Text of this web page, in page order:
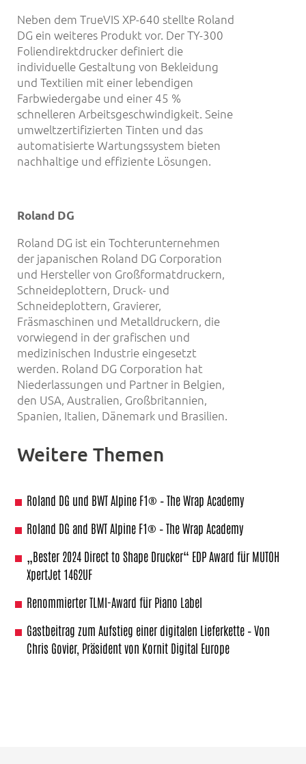
Neben dem TrueVIS XP-640 stellte Roland
DG ein weiteres Produkt vor. Der TY-300
Foliendirektdrucker definiert die
individuelle Gestaltung von Bekleidung
und Textilien mit einer lebendigen
Farbwiedergabe und einer 45 %
schnelleren Arbeitsgeschwindigkeit. Seine
umweltzertifizierten Tinten und das
automatisierte Wartungssystem bieten
nachhaltige und effiziente Lösungen.
Roland DG
Roland DG ist ein Tochterunternehmen
der japanischen Roland DG Corporation
und Hersteller von Großformatdruckern,
Schneideplottern, Druck- und
Schneideplottern, Gravierer,
Fräsmaschinen und Metalldruckern, die
vorwiegend in der grafischen und
medizinischen Industrie eingesetzt
werden. Roland DG Corporation hat
Niederlassungen und Partner in Belgien,
den USA, Australien, Großbritannien,
Spanien, Italien, Dänemark und Brasilien.
Weitere Themen
Roland DG und BWT Alpine F1® – The Wrap Academy
Roland DG and BWT Alpine F1® – The Wrap Academy
„Bester 2024 Direct to Shape Drucker“ EDP Award für MUTOH
XpertJet 1462UF
Renommierter TLMI-Award für Piano Label
Gastbeitrag zum Aufstieg einer digitalen Lieferkette – Von
Chris Govier, Präsident von Kornit Digital Europe